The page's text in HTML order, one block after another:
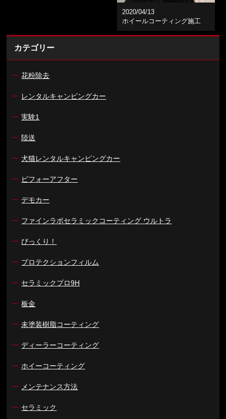
2020/04/13
ホイールコーティング施工
カテゴリー
ー 花粉除去
ー レンタルキャンピングカー
ー 実験1
ー 陸送
ー 犬猫レンタルキャンピングカー
ー ビフォーアフター
ー デモカー
ー ファインラボセラミックコーティング ウルトラ
ー びっくり！
ー プロテクションフィルム
ー セラミックプロ9H
ー 板金
ー 未塗装樹脂コーティング
ー ディーラーコーティング
ー ホイーコーティング
ー メンテナンス方法
ー セラミック